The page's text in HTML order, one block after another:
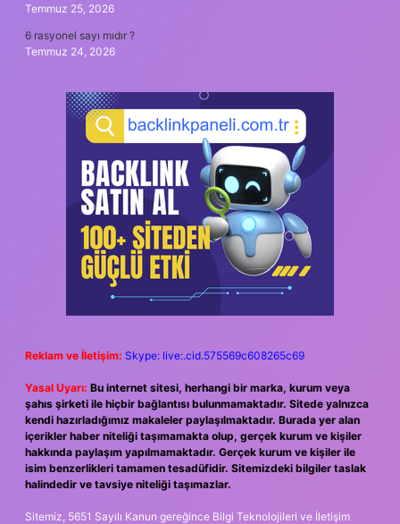
Temmuz 25, 2026
6 rasyonel sayı mıdır ?
Temmuz 24, 2026
Reklam ve İletişim: Skype: live:.cid.575569c608265c69
Yasal Uyarı: Bu internet sitesi, herhangi bir marka, kurum veya
şahıs şirketi ile hiçbir bağlantısı bulunmamaktadır. Sitede yalnızca
kendi hazırladığımız makaleler paylaşılmaktadır. Burada yer alan
içerikler haber niteliği taşımamakta olup, gerçek kurum ve kişiler
hakkında paylaşım yapılmamaktadır. Gerçek kurum ve kişiler ile
isim benzerlikleri tamamen tesadüfidir. Sitemizdeki bilgiler taslak
halindedir ve tavsiye niteliği taşımazlar.
Sitemiz, 5651 Sayılı Kanun gereğince Bilgi Teknolojileri ve İletişim